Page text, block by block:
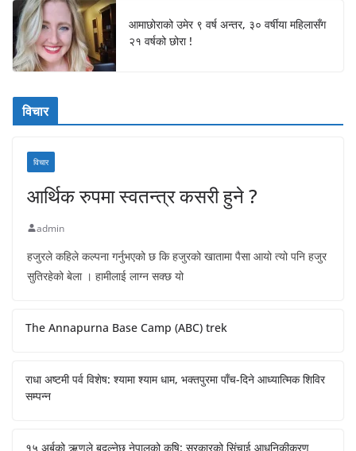
आमाछोराको उमेर ९ वर्ष अन्तर, ३० वर्षीया महिलासँग
२१ वर्षको छोरा !
विचार
विचार
आर्थिक रुपमा स्वतन्त्र कसरी हुने ?
admin
हजुरले कहिले कल्पना गर्नुभएको छ कि हजुरको खातामा पैसा आयो त्यो पनि हजुर
सुतिरहेको बेला । हामीलाई लाग्न सक्छ यो
The Annapurna Base Camp (ABC) trek
राधा अष्टमी पर्व विशेष: श्यामा श्याम धाम, भक्तपुरमा पाँच-दिने आध्यात्मिक शिविर
सम्पन्न
१५ अर्बको ऋणले बदल्नेछ नेपालको कृषि: सरकारको सिंचाई आधुनिकीकरण